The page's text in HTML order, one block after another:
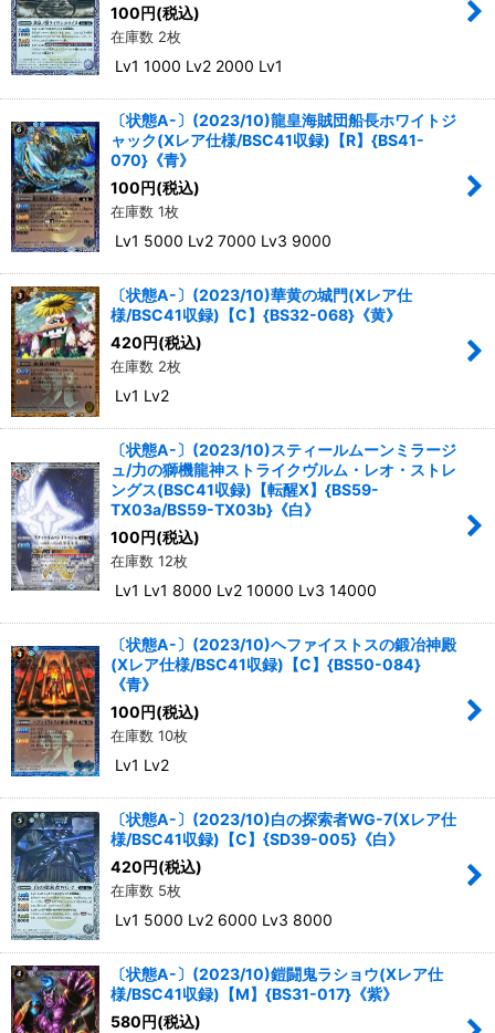
100 円(税込)
在庫数 2枚
Lv1 1000 Lv2 2000 Lv1
〔状態A-〕(2023/10)龍皇海賊団船長ホワイトジ
ャック(Xレア仕様/BSC41収録)【R】{BS41-
070}《青》
100 円(税込)
在庫数 1枚
Lv1 5000 Lv2 7000 Lv3 9000
〔状態A-〕(2023/10)華黄の城門(Xレア仕
様/BSC41収録)【C】{BS32-068}《黄》
420 円(税込)
在庫数 2枚
Lv1 Lv2
〔状態A-〕(2023/10)スティールムーンミラージ
ュ/力の獅機龍神ストライクヴルム・レオ・ストレ
ングス(BSC41収録)【転醒X】{BS59-
TX03a/BS59-TX03b}《白》
100 円(税込)
在庫数 12枚
Lv1 Lv1 8000 Lv2 10000 Lv3 14000
〔状態A-〕(2023/10)ヘファイストスの鍛冶神殿
(Xレア仕様/BSC41収録)【C】{BS50-084}
《青》
100 円(税込)
在庫数 10枚
Lv1 Lv2
〔状態A-〕(2023/10)白の探索者WG-7(Xレア仕
様/BSC41収録)【C】{SD39-005}《白》
420 円(税込)
在庫数 5枚
Lv1 5000 Lv2 6000 Lv3 8000
〔状態A-〕(2023/10)鎧闘鬼ラショウ(Xレア仕
様/BSC41収録)【M】{BS31-017}《紫》
580 円(税込)